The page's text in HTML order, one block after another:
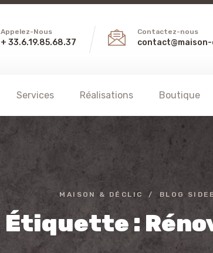
Appelez-Nous
+ 33.6.19.85.68.37
Contactez-nous
Services Réalisations Boutique
MAISON & DÉCLIC BLOG
Étiquette :